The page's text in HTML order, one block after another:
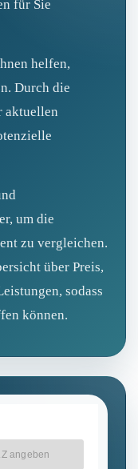
für Sie
helfen,
Durch die
aktuellen
um die
zu vergleichen.
über Preis,
sodass
können.